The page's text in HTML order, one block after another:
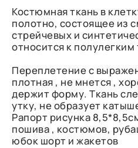
Костюмная ткань в
полотно, состоящее из
стрейчевых и
относится к полулегким
Переплетение с
плотная , не мнется ,
держит форму. Ткань
утку, не образует
Рапорт рисунка
пошива , костюмов,
юбок шорт и жакетов